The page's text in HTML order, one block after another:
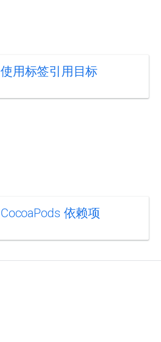
使用标签引用目标
CocoaPods 依赖项